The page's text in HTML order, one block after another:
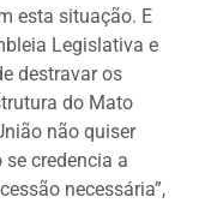
esta situação. E
Legislativa e
destravar os
do Mato
não quiser
credencia a
necessária”,